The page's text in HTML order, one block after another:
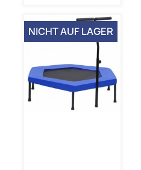
NICHT AUF LAGER